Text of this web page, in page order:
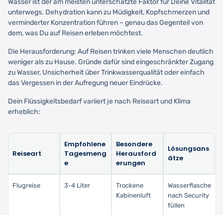
Wasser ist der am meisten unterschätzte Faktor für Deine Vitalität
unterwegs. Dehydration kann zu Müdigkeit, Kopfschmerzen und
verminderter Konzentration führen – genau das Gegenteil von
dem, was Du auf Reisen erleben möchtest.
Die Herausforderung: Auf Reisen trinken viele Menschen deutlich
weniger als zu Hause. Gründe dafür sind eingeschränkter Zugang
zu Wasser, Unsicherheit über Trinkwasserqualität oder einfach
das Vergessen in der Aufregung neuer Eindrücke.
Dein Flüssigkeitsbedarf variiert je nach Reiseart und Klima
erheblich:
Reiseart
Empfohlene
Tagesmeng
e
Besondere
Herausford
erungen
Lösungsans
ätze
Flugreise 3-4 Liter
Trockene
Kabinenluft
Wasserflasche
nach Security
füllen